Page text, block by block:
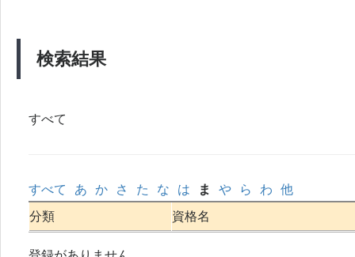
検索結果
すべて
すべて あ か さ た な は ま や ら わ
他
分類
資格名